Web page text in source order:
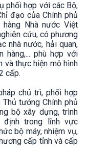
phối hợp với các Bộ,
đạo của Chính phủ
Nhà nước Việt
cứu, có phương
nhà nước, hải quan,
hàng,... phù hợp với
và thực hiện mô hình
cấp.
chủ trì, phối hợp
tướng Chính phủ
bộ xây dựng, trình
định trong lĩnh vực
bộ máy, nhiệm vụ,
cấp tỉnh và cấp